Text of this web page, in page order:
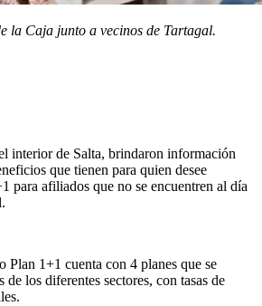
la Caja junto a vecinos de Tartagal.
interior de Salta, brindaron información
que tienen para quien desee
para afiliados que no se encuentren al día
Plan 1+1 cuenta con 4 planes que se
de los diferentes sectores, con tasas de